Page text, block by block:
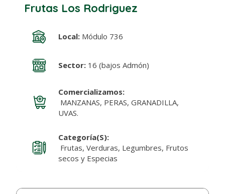
Frutas Los Rodriguez
Local:Módulo 736
Sector:16 (bajos Admón)
Comercializamos:
MANZANAS, PERAS, GRANADILLA,
UVAS.
Categoría(s):
Frutas, Verduras, Legumbres, Frutos
secos y Especias